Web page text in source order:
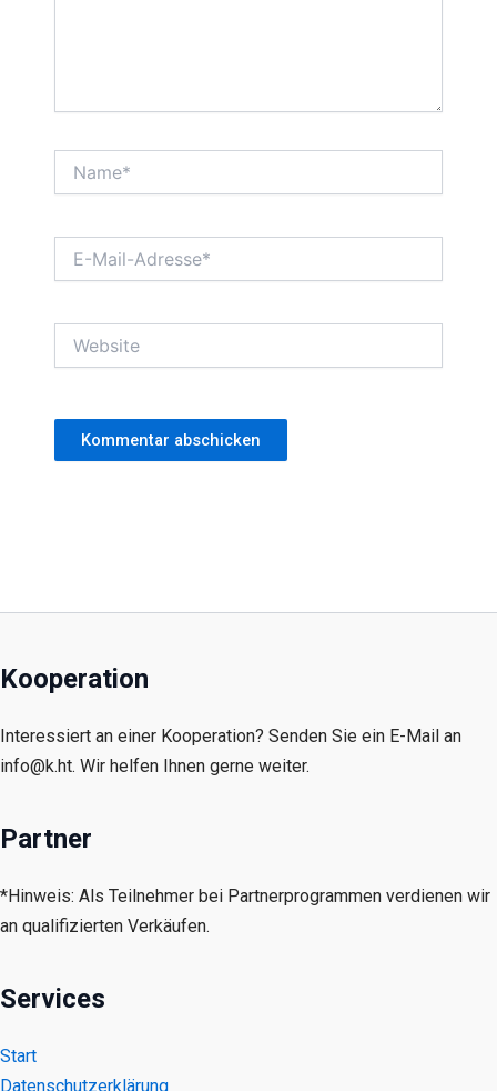
Mail-
Kooperation
Interessiert an einer Kooperation? Senden Sie ein E-Mail an
info@k.ht. Wir helfen Ihnen gerne weiter.
Partner
*Hinweis: Als Teilnehmer bei Partnerprogrammen verdienen wir
an qualifizierten Verkäufen.
Services
Start
Datenschutzerklärung